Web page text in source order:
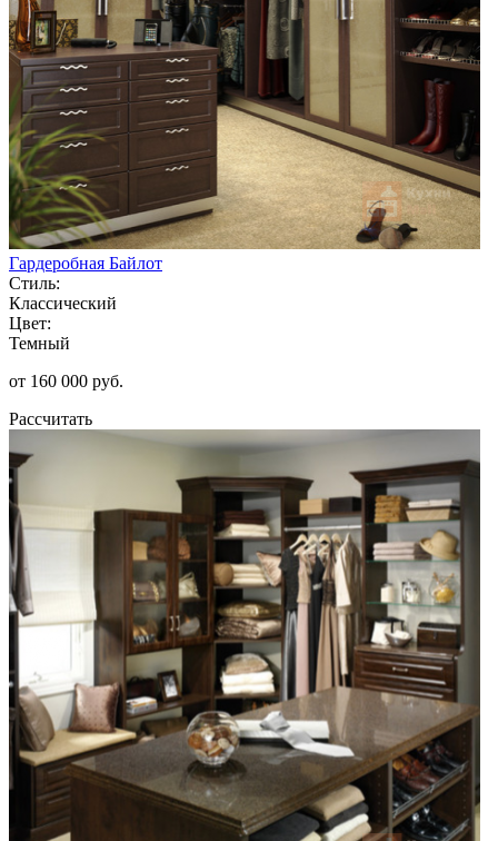
Гардеробная Байлот
Стиль:
Классический
Цвет:
Темный
от 160 000 руб.
Рассчитать